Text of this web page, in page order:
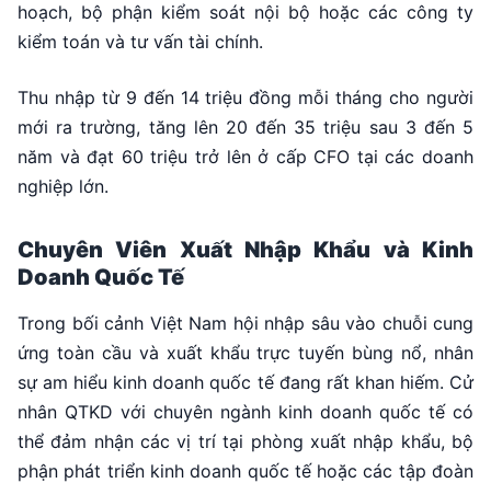
hoạch, bộ phận kiểm soát nội bộ hoặc các công ty
kiểm toán và tư vấn tài chính.
Thu nhập từ 9 đến 14 triệu đồng mỗi tháng cho người
mới ra trường, tăng lên 20 đến 35 triệu sau 3 đến 5
năm và đạt 60 triệu trở lên ở cấp CFO tại các doanh
nghiệp lớn.
Chuyên Viên Xuất Nhập Khẩu và Kinh
Doanh Quốc Tế
Trong bối cảnh Việt Nam hội nhập sâu vào chuỗi cung
ứng toàn cầu và xuất khẩu trực tuyến bùng nổ, nhân
sự am hiểu kinh doanh quốc tế đang rất khan hiếm. Cử
nhân QTKD với chuyên ngành kinh doanh quốc tế có
thể đảm nhận các vị trí tại phòng xuất nhập khẩu, bộ
phận phát triển kinh doanh quốc tế hoặc các tập đoàn